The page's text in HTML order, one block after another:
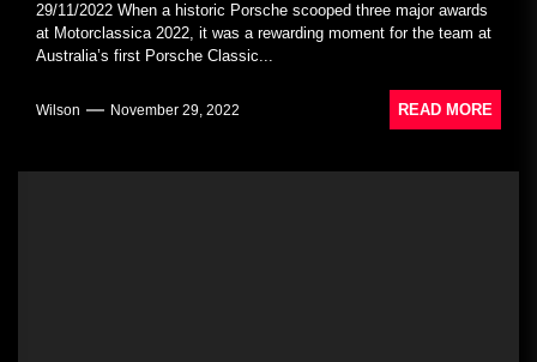
29/11/2022 When a historic Porsche scooped three major awards
at Motorclassica 2022, it was a rewarding moment for the team at
Australia’s first Porsche Classic...
Wilson November 29, 2022 READ MORE